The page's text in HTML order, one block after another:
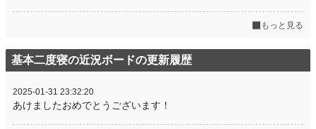
もっと見る
基本二度寝の近況ボードの更新履歴
2025-01-31 23:32:20
あけましたおめでとうございます！